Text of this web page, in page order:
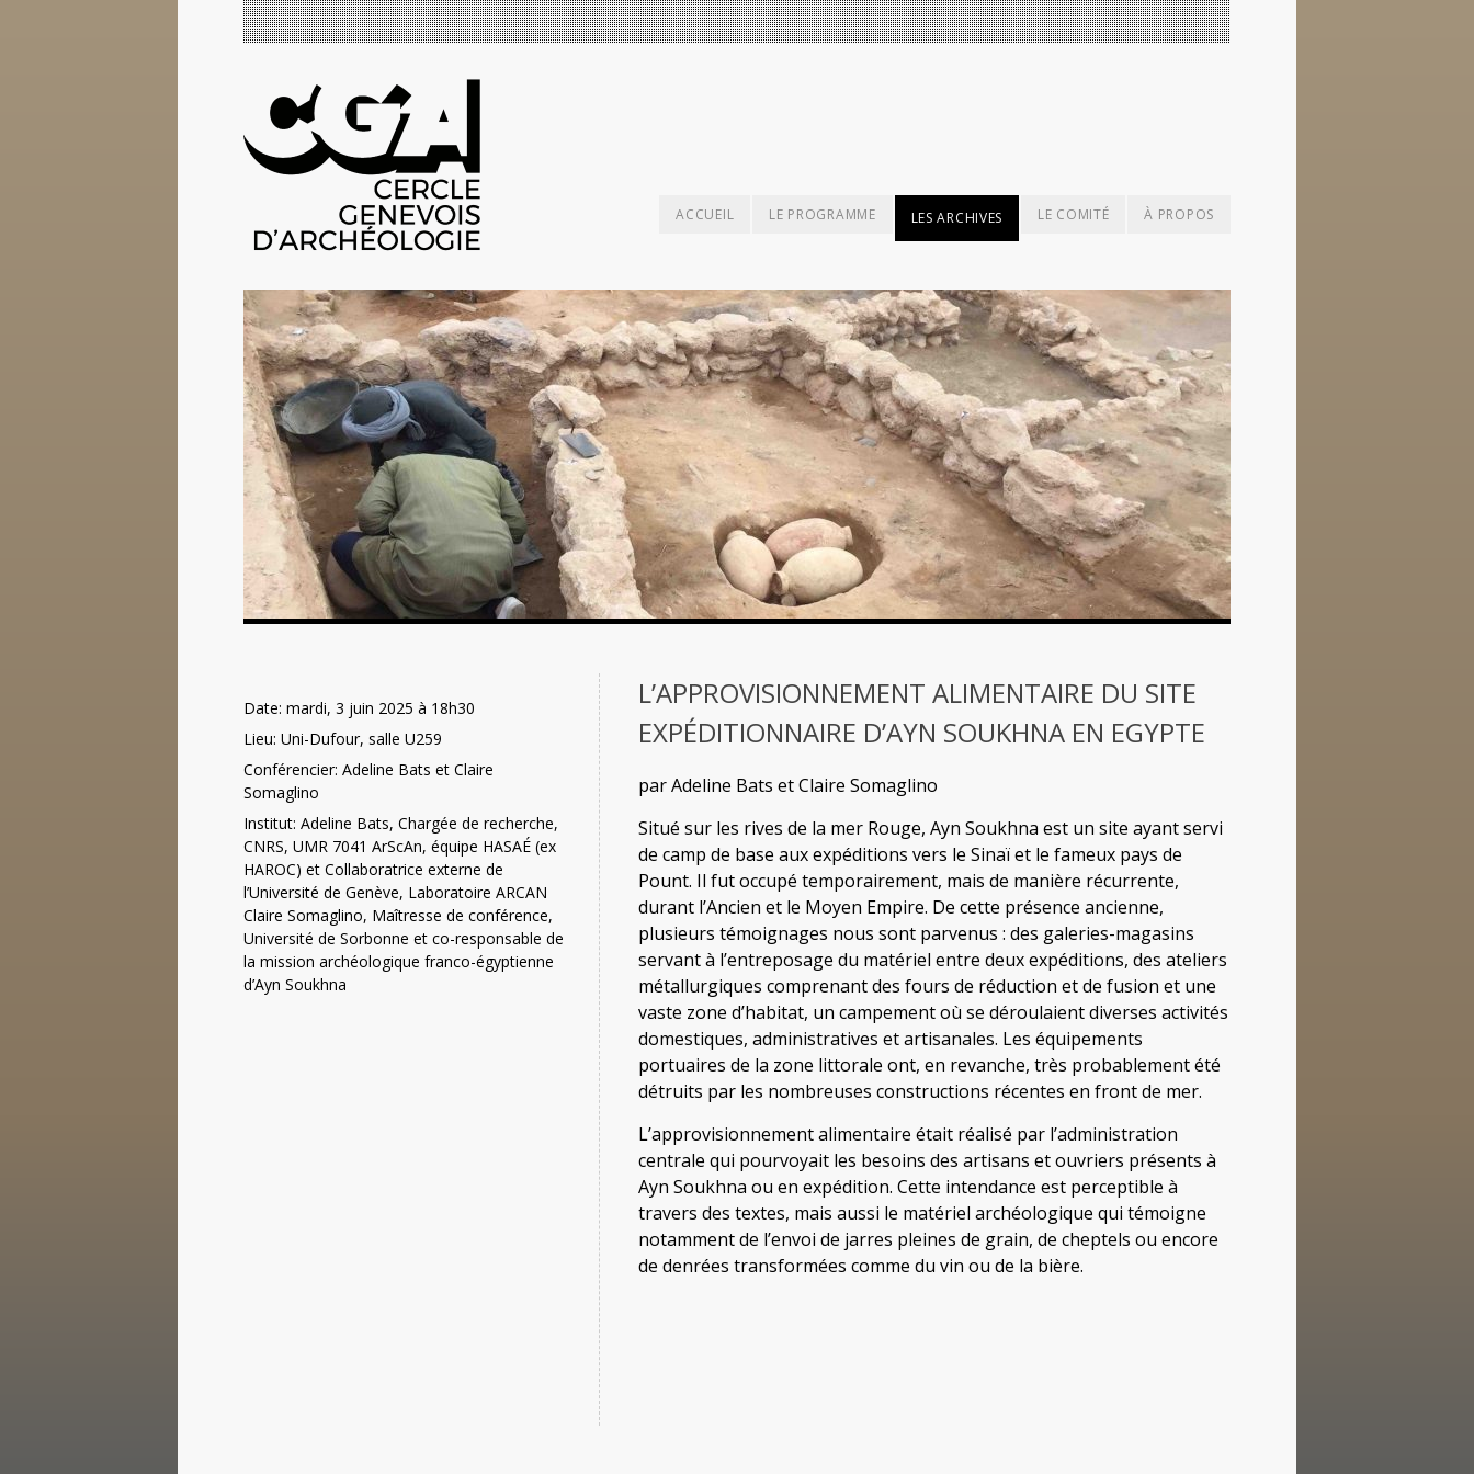
ACCUEIL LE PROGRAMME LES ARCHIVES LE COMITÉ À PROPOS
Date: mardi, 3 juin 2025 à 18h30
Lieu: Uni-Dufour, salle U259
Conférencier: Adeline Bats et Claire
Somaglino
Institut: Adeline Bats, Chargée de recherche,
CNRS, UMR 7041 ArScAn, équipe HASAÉ (ex
HAROC) et Collaboratrice externe de
l’Université de Genève, Laboratoire ARCAN
Claire Somaglino, Maîtresse de conférence,
Université de Sorbonne et co-responsable de
la mission archéologique franco-égyptienne
d’Ayn Soukhna
L’APPROVISIONNEMENT ALIMENTAIRE DU SITE
EXPÉDITIONNAIRE D’AYN SOUKHNA EN EGYPTE
par Adeline Bats et Claire Somaglino
Situé sur les rives de la mer Rouge, Ayn Soukhna est un site ayant servi
de camp de base aux expéditions vers le Sinaï et le fameux pays de
Pount. Il fut occupé temporairement, mais de manière récurrente,
durant l’Ancien et le Moyen Empire. De cette présence ancienne,
plusieurs témoignages nous sont parvenus : des galeries-magasins
servant à l’entreposage du matériel entre deux expéditions, des ateliers
métallurgiques comprenant des fours de réduction et de fusion et une
vaste zone d’habitat, un campement où se déroulaient diverses activités
domestiques, administratives et artisanales. Les équipements
portuaires de la zone littorale ont, en revanche, très probablement été
détruits par les nombreuses constructions récentes en front de mer.
L’approvisionnement alimentaire était réalisé par l’administration
centrale qui pourvoyait les besoins des artisans et ouvriers présents à
Ayn Soukhna ou en expédition. Cette intendance est perceptible à
travers des textes, mais aussi le matériel archéologique qui témoigne
notamment de l’envoi de jarres pleines de grain, de cheptels ou encore
de denrées transformées comme du vin ou de la bière.